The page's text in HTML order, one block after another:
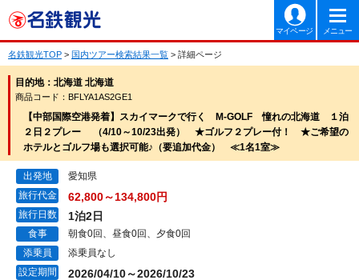
マイページ メニュー
名鉄観光TOP > 国内ツアー検索結果一覧 > 詳細ページ
目的地：北海道 北海道
商品コード：BFLYA1AS2GE1
【中部国際空港発着】スカイマークで行く M-GOLF 憧れの北海道 １泊
２日２プレー （4/10～10/23出発） ★ゴルフ２プレー付！ ★ご希望の
ホテルとゴルフ場も選択可能♪（要追加代金） ≪1名1室≫
出発地
愛知県
旅行代金
62,800～134,800円
旅行日数 1泊2日
食事
朝食0回、昼食0回、夕食0回
添乗員
添乗員なし
設定期間
2026/04/10～2026/10/23